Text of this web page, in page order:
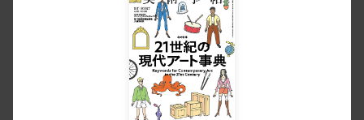
会期終了
2022.11.19 - 2023.01.29
会期終了
野村佐紀子 写真展「海」
下関市立美術館｜山口
2022.02.11 - 03.27